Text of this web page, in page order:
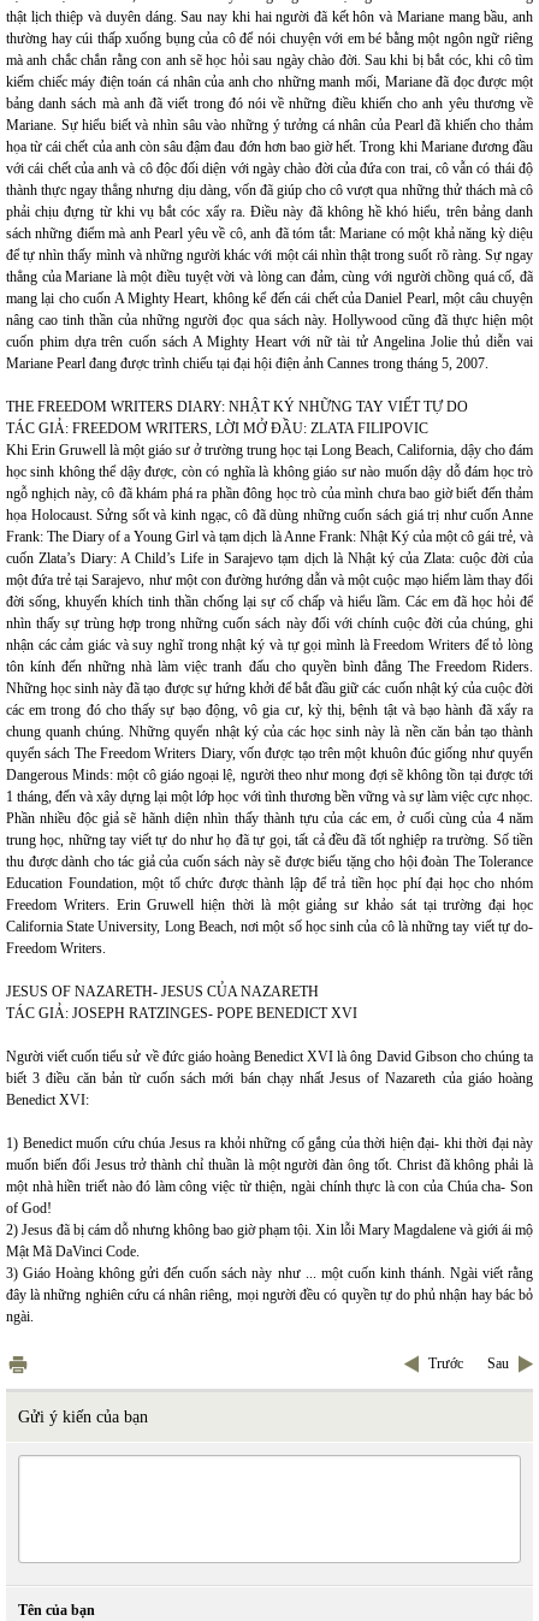
thật lịch thiệp và duyên dáng. Sau nay khi hai người đã kết hôn và Mariane mang bầu, anh
thường hay cúi thấp xuống bụng của cô để nói chuyện với em bé bằng một ngôn ngữ riêng
mà anh chắc chắn rằng con anh sẽ học hỏi sau ngày chào đời. Sau khi bị bắt cóc, khi cô tìm
kiếm chiếc máy điện toán cá nhân của anh cho những manh mối, Mariane đã đọc được một
bảng danh sách mà anh đã viết trong đó nói về những điều khiến cho anh yêu thương về
Mariane. Sự hiểu biết và nhìn sâu vào những ý tưởng cá nhân của Pearl đã khiến cho thảm
họa từ cái chết của anh còn sâu đậm đau đớn hơn bao giờ hết. Trong khi Mariane đương đầu
với cái chết của anh và cô độc đối diện với ngày chào đời của đứa con trai, cô vẫn có thái độ
thành thực ngay thẳng nhưng dịu dàng, vốn đã giúp cho cô vượt qua những thử thách mà cô
phải chịu đựng từ khi vụ bắt cóc xẩy ra. Điều này đã không hề khó hiểu, trên bảng danh
sách những điểm mà anh Pearl yêu về cô, anh đã tóm tắt: Mariane có một khả năng kỳ diệu
để tự nhìn thấy mình và những người khác với một cái nhìn thật trong suốt rõ ràng. Sự ngay
thẳng của Mariane là một điều tuyệt vời và lòng can đảm, cùng với người chồng quá cố, đã
mang lại cho cuốn A Mighty Heart, không kể đến cái chết của Daniel Pearl, một câu chuyện
nâng cao tinh thần của những người đọc qua sách này. Hollywood cũng đã thực hiện một
cuốn phim dựa trên cuốn sách A Mighty Heart với nữ tài tử Angelina Jolie thủ diễn vai
Mariane Pearl đang được trình chiếu tại đại hội điện ảnh Cannes trong tháng 5, 2007.
THE FREEDOM WRITERS DIARY: NHẬT KÝ NHỮNG TAY VIẾT TỰ DO
TÁC GIẢ: FREEDOM WRITERS, LỜI MỞ ĐẦU: ZLATA FILIPOVIC
Khi Erin Gruwell là một giáo sư ở trường trung học tại Long Beach, California, dậy cho đám
học sinh không thể dậy được, còn có nghĩa là không giáo sư nào muốn dậy dỗ đám học trò
ngỗ nghịch này, cô đã khám phá ra phần đông học trò của mình chưa bao giờ biết đến thảm
họa Holocaust. Sửng sốt và kinh ngạc, cô đã dùng những cuốn sách giá trị như cuốn Anne
Frank: The Diary of a Young Girl và tạm dịch là Anne Frank: Nhật Ký của một cô gái trẻ, và
cuốn Zlata’s Diary: A Child’s Life in Sarajevo tạm dịch là Nhật ký của Zlata: cuộc đời của
một đứa trẻ tại Sarajevo, như một con đường hướng dẫn và một cuộc mạo hiểm làm thay đổi
đời sống, khuyến khích tinh thần chống lại sự cố chấp và hiểu lầm. Các em đã học hỏi để
nhìn thấy sự trùng hợp trong những cuốn sách này đối với chính cuộc đời của chúng, ghi
nhận các cảm giác và suy nghĩ trong nhật ký và tự gọi mình là Freedom Writers để tỏ lòng
tôn kính đến những nhà làm việc tranh đấu cho quyền bình đẳng The Freedom Riders.
Những học sinh này đã tạo được sự hứng khởi để bắt đầu giữ các cuốn nhật ký của cuộc đời
các em trong đó cho thấy sự bạo động, vô gia cư, kỳ thị, bệnh tật và bạo hành đã xẩy ra
chung quanh chúng. Những quyển nhật ký của các học sinh này là nền căn bản tạo thành
quyển sách The Freedom Writers Diary, vốn được tạo trên một khuôn đúc giống như quyển
Dangerous Minds: một cô giáo ngoại lệ, người theo như mong đợi sẽ không tồn tại được tới
1 tháng, đến và xây dựng lại một lớp học với tình thương bền vững và sự làm việc cực nhọc.
Phần nhiều độc giả sẽ hãnh diện nhìn thấy thành tựu của các em, ở cuối cùng của 4 năm
trung học, những tay viết tự do như họ đã tự gọi, tất cả đều đã tốt nghiệp ra trường. Số tiền
thu được dành cho tác giả của cuốn sách này sẽ được biếu tặng cho hội đoàn The Tolerance
Education Foundation, một tổ chức được thành lập để trả tiền học phí đại học cho nhóm
Freedom Writers. Erin Gruwell hiện thời là một giảng sư khảo sát tại trường đại học
California State University, Long Beach, nơi một số học sinh của cô là những tay viết tự do-
Freedom Writers.
JESUS OF NAZARETH- JESUS CỦA NAZARETH
TÁC GIẢ: JOSEPH RATZINGES- POPE BENEDICT XVI
Người viết cuốn tiểu sử về đức giáo hoàng Benedict XVI là ông David Gibson cho chúng ta
biết 3 điều căn bản từ cuốn sách mới bán chạy nhất Jesus of Nazareth của giáo hoàng
Benedict XVI:
1) Benedict muốn cứu chúa Jesus ra khỏi những cố gắng của thời hiện đại- khi thời đại này
muốn biến đổi Jesus trở thành chỉ thuần là một người đàn ông tốt. Christ đã không phải là
một nhà hiền triết nào đó làm công việc từ thiện, ngài chính thực là con của Chúa cha- Son
of God!
2) Jesus đã bị cám dỗ nhưng không bao giờ phạm tội. Xin lỗi Mary Magdalene và giới ái mộ
Mật Mã DaVinci Code.
3) Giáo Hoàng không gửi đến cuốn sách này như ... một cuốn kinh thánh. Ngài viết rằng
đây là những nghiên cứu cá nhân riêng, mọi người đều có quyền tự do phủ nhận hay bác bỏ
ngài.
Trước Sau
Gửi ý kiến của bạn
Tên của bạn